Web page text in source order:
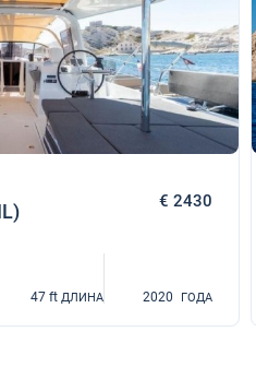
€ 2430
47 ft ДЛИНА 2020 ГОДА